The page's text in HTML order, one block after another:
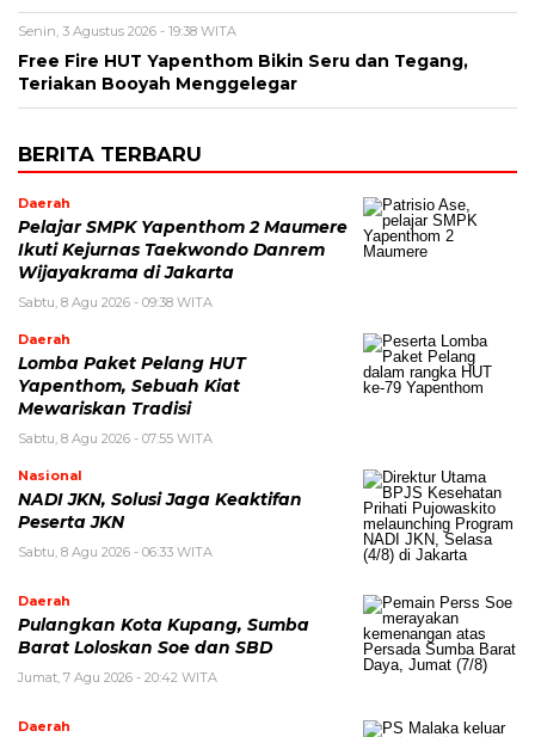
Senin, 3 Agustus 2026 - 19:38 WITA
Free Fire HUT Yapenthom Bikin Seru dan Tegang,
Teriakan Booyah Menggelegar
BERITA TERBARU
Daerah
Pelajar SMPK Yapenthom 2 Maumere
Ikuti Kejurnas Taekwondo Danrem
Wijayakrama di Jakarta
Sabtu, 8 Agu 2026 - 09:38 WITA
Daerah
Lomba Paket Pelang HUT
Yapenthom, Sebuah Kiat
Mewariskan Tradisi
Sabtu, 8 Agu 2026 - 07:55 WITA
Nasional
NADI JKN, Solusi Jaga Keaktifan
Peserta JKN
Sabtu, 8 Agu 2026 - 06:33 WITA
Daerah
Pulangkan Kota Kupang, Sumba
Barat Loloskan Soe dan SBD
Jumat, 7 Agu 2026 - 20:42 WITA
Daerah